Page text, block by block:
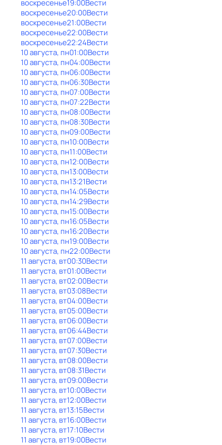
воскресенье19:00Вести
воскресенье20:00Вести
воскресенье21:00Вести
воскресенье22:00Вести
воскресенье22:24Вести
10 августа, пн01:00Вести
10 августа, пн04:00Вести
10 августа, пн06:00Вести
10 августа, пн06:30Вести
10 августа, пн07:00Вести
10 августа, пн07:22Вести
10 августа, пн08:00Вести
10 августа, пн08:30Вести
10 августа, пн09:00Вести
10 августа, пн10:00Вести
10 августа, пн11:00Вести
10 августа, пн12:00Вести
10 августа, пн13:00Вести
10 августа, пн13:21Вести
10 августа, пн14:05Вести
10 августа, пн14:29Вести
10 августа, пн15:00Вести
10 августа, пн16:05Вести
10 августа, пн16:20Вести
10 августа, пн19:00Вести
10 августа, пн22:00Вести
11 августа, вт00:30Вести
11 августа, вт01:00Вести
11 августа, вт02:00Вести
11 августа, вт03:08Вести
11 августа, вт04:00Вести
11 августа, вт05:00Вести
11 августа, вт06:00Вести
11 августа, вт06:44Вести
11 августа, вт07:00Вести
11 августа, вт07:30Вести
11 августа, вт08:00Вести
11 августа, вт08:31Вести
11 августа, вт09:00Вести
11 августа, вт10:00Вести
11 августа, вт12:00Вести
11 августа, вт13:15Вести
11 августа, вт16:00Вести
11 августа, вт17:10Вести
11 августа, вт19:00Вести